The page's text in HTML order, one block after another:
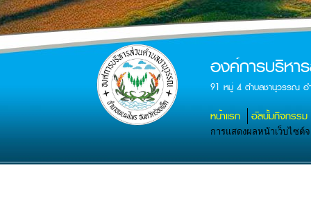
องค์การบริหา
91 หมู่ 4 ตำบลชานุวรรณ อ
หน้าแรก อัลบั้มกิจกรรม
การแสดงผลหน้าเว็บไซต์